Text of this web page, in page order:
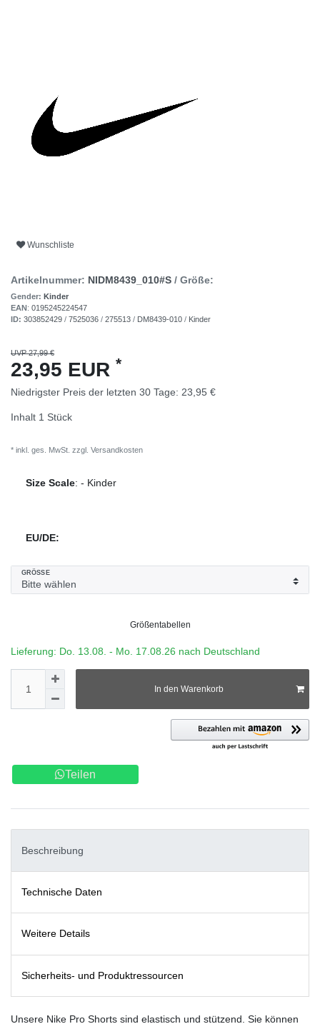
Wunschliste
Artikelnummer: NIDM8439_010#S / Größe:
Gender: Kinder
EAN: 0195245224547
ID: 303852429 / 7525036 / 275513 / DM8439-010 / Kinder
UVP 27,99 €
23,95 EUR *
Niedrigster Preis der letzten 30 Tage: 23,95 €
Inhalt 1 Stück
* inkl. ges. MwSt. zzgl. Versandkosten
Size Scale: - Kinder
EU/DE:
GRÖSSE
Größentabellen
Lieferung: Do. 13.08. - Mo. 17.08.26 nach Deutschland
In den Warenkorb
Teilen
Beschreibung
Technische Daten
Weitere Details
Sicherheits- und Produktressourcen
Unsere Nike Pro Shorts sind elastisch und stützend. Sie können